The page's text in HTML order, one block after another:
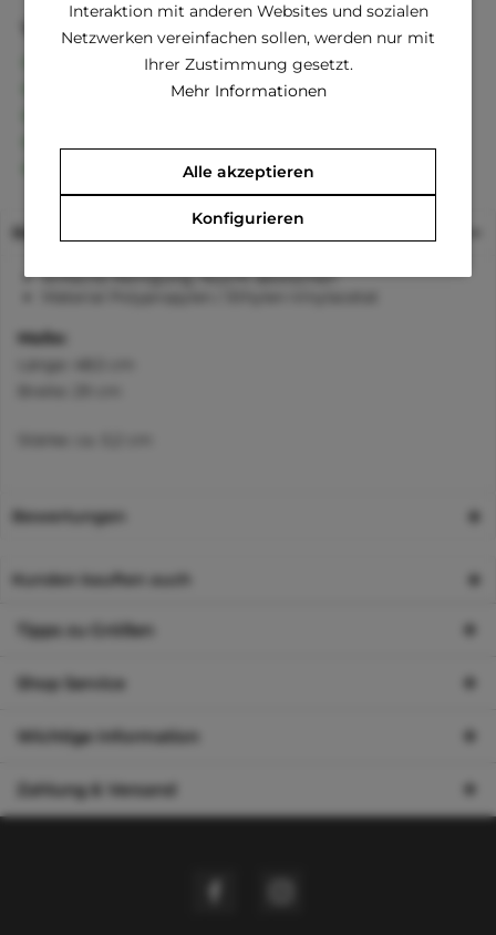
Vorteile
Kostenloser Versand ab € 60,- Bestellwert
Versand innerhalb von 24h*
Kauf auf Rechnung (Klarna)
Beschreibung
einfache Reinigung, feucht abwischen
Maße:
Bewertungen
Kunden kauften auch
Tipps zu Größen
Shop Service
Wichtige Information
Zahlung & Versand
Interaktion mit anderen Websites und sozialen
Netzwerken vereinfachen sollen, werden nur mit
Ihrer Zustimmung gesetzt.
Mehr Informationen
Alle akzeptieren
Konfigurieren